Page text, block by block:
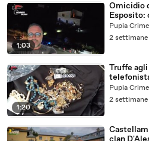
1:03
Omicidio
Esposito:
26enne
Pupia Crime
2
1:20
Truffe
Aversa,
stimato
Pupia Crime
2